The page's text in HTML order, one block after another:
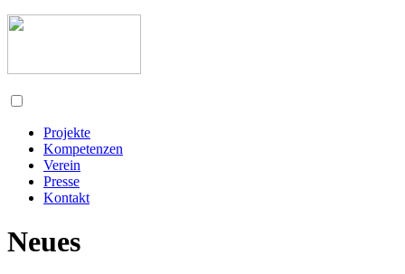
Projekte
Kompetenzen
Verein
Presse
Kontakt
Neues